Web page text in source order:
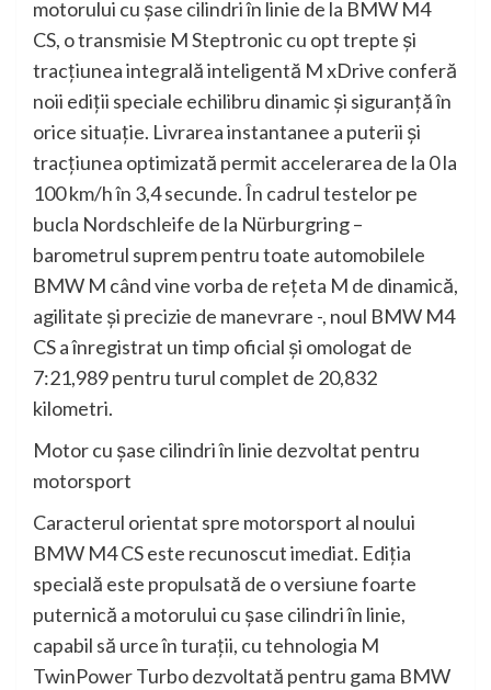
motorului cu şase cilindri în linie de la BMW M4
CS, o transmisie M Steptronic cu opt trepte şi
tracţiunea integrală inteligentă M xDrive conferă
noii ediţii speciale echilibru dinamic şi siguranţă în
orice situaţie. Livrarea instantanee a puterii şi
tracţiunea optimizată permit accelerarea de la 0 la
100 km/h în 3,4 secunde. În cadrul testelor pe
bucla Nordschleife de la Nürburgring –
barometrul suprem pentru toate automobilele
BMW M când vine vorba de reţeta M de dinamică,
agilitate şi precizie de manevrare -, noul BMW M4
CS a înregistrat un timp oficial şi omologat de
7:21,989 pentru turul complet de 20,832
kilometri.
Motor cu şase cilindri în linie dezvoltat pentru
motorsport
Caracterul orientat spre motorsport al noului
BMW M4 CS este recunoscut imediat. Ediţia
specială este propulsată de o versiune foarte
puternică a motorului cu şase cilindri în linie,
capabil să urce în turaţii, cu tehnologia M
TwinPower Turbo dezvoltată pentru gama BMW